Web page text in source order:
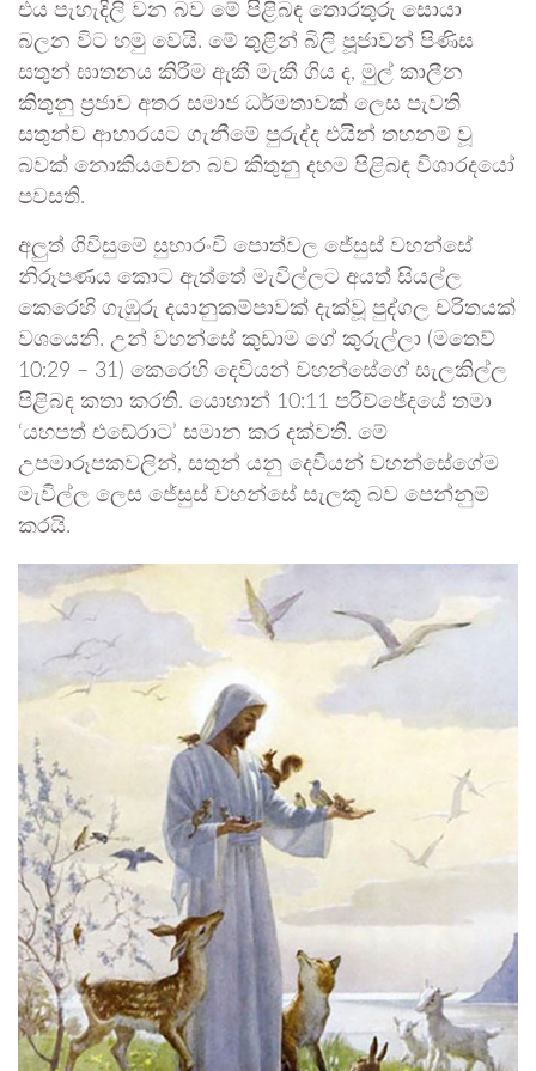
එය පැහැදිලි වන බව මේ පිළිබඳ තොරතුරු සොයා
බලන විට හමු වෙයි. මේ තුළින් බිලි පූජාවන් පිණිස
සතුන් ඝාතනය කිරීම ඇකී මැකී ගිය ද, මුල් කාලීන
කිතුනු ප්‍රජාව අතර සමාජ ධර්මතාවක් ලෙස පැවති
සතුන්ව ආහාරයට ගැනීමේ පුරුද්ද එයින් තහනම් වූ
බවක් නොකියවෙන බව කිතුනු දහම පිළිබඳ විශාරදයෝ
පවසති.
අලුත් ගිවිසුමේ සුභාරංචි පොත්වල ජේසුස් වහන්සේ
නිරූපණය කොට ඇත්තේ මැවිල්ලට අයත් සියල්ල
කෙරෙහි ගැඹුරු දයානුකම්පාවක් දැක්වූ පුද්ගල චරිතයක්
වශයෙනි. උන් වහන්සේ කුඩාම ගේ කුරුල්ලා (මතෙව්
10:29 – 31) කෙරෙහි දෙවියන් වහන්සේගේ සැලකිල්ල
පිළිබඳ කතා කරති. යොහාන් 10:11 පරිච්ඡේදයේ තමා
‘යහපත් එඬේරාට’ සමාන කර දක්වති. මේ
උපමාරූපකවලින්, සතුන් යනු දෙවියන් වහන්සේගේම
මැවිල්ල ලෙස ජේසුස් වහන්සේ සැලකූ බව පෙන්නුම්
කරයි.